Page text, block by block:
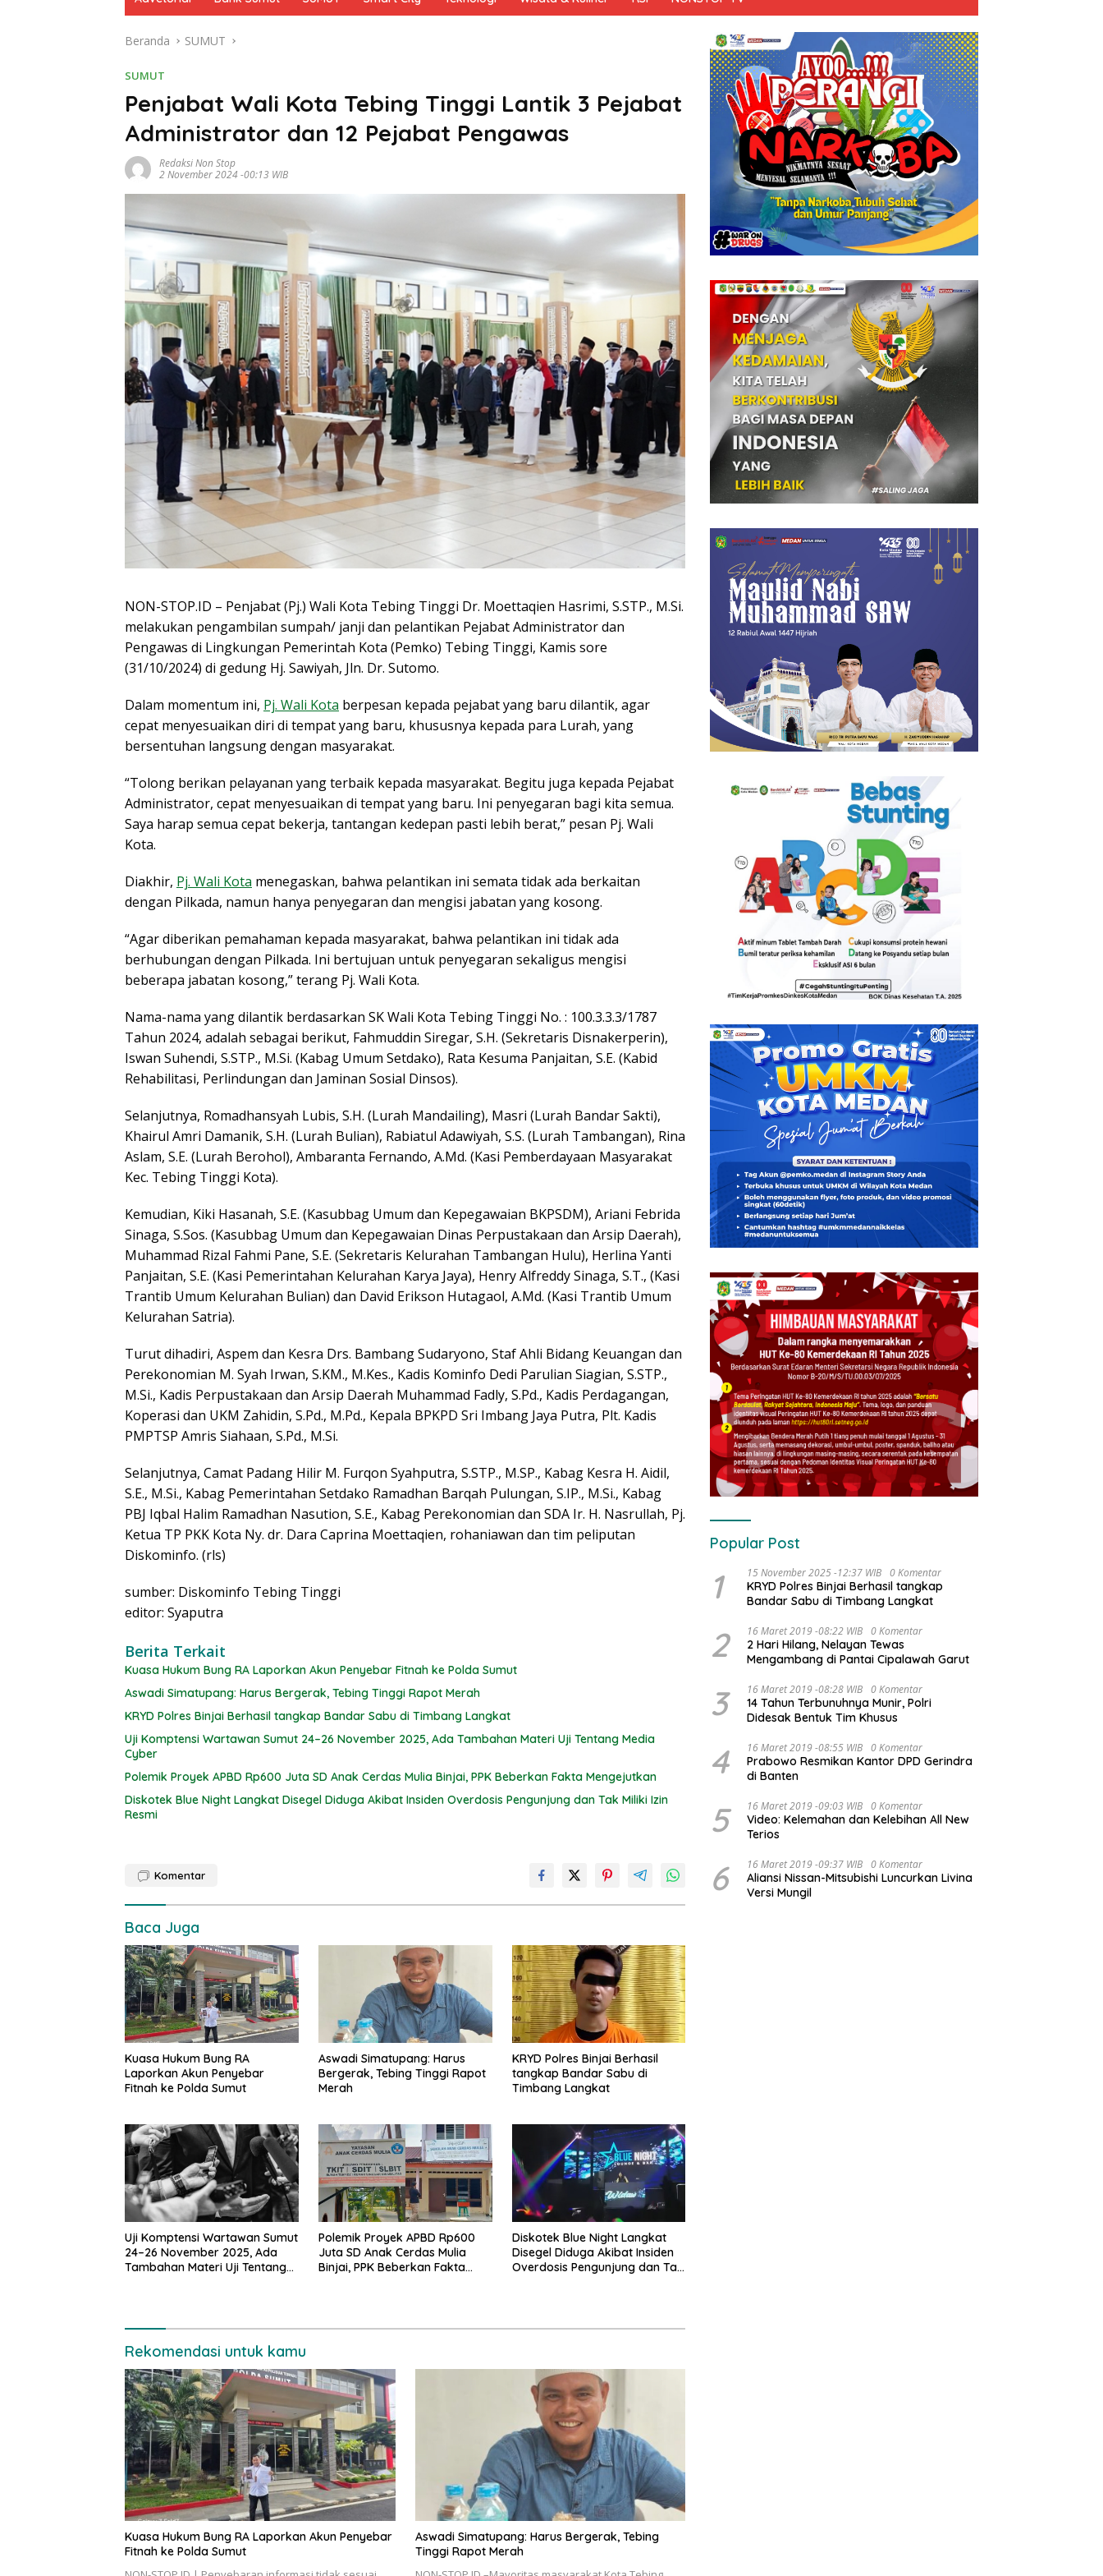
Beranda SUMUT
SUMUT
Penjabat Wali Kota Tebing Tinggi Lantik 3 Pejabat
Administrator dan 12 Pejabat Pengawas
Redaksi Non Stop
2 November 2024 -00:13 WIB
NON-STOP.ID – Penjabat (Pj.) Wali Kota Tebing Tinggi Dr. Moettaqien Hasrimi, S.STP., M.Si.
melakukan pengambilan sumpah/ janji dan pelantikan Pejabat Administrator dan
Pengawas di Lingkungan Pemerintah Kota (Pemko) Tebing Tinggi, Kamis sore
(31/10/2024) di gedung Hj. Sawiyah, Jln. Dr. Sutomo.
Dalam momentum ini, Pj. Wali Kota berpesan kepada pejabat yang baru dilantik, agar
cepat menyesuaikan diri di tempat yang baru, khususnya kepada para Lurah, yang
bersentuhan langsung dengan masyarakat.
“Tolong berikan pelayanan yang terbaik kepada masyarakat. Begitu juga kepada Pejabat
Administrator, cepat menyesuaikan di tempat yang baru. Ini penyegaran bagi kita semua.
Saya harap semua cepat bekerja, tantangan kedepan pasti lebih berat,” pesan Pj. Wali
Kota.
Diakhir, Pj. Wali Kota menegaskan, bahwa pelantikan ini semata tidak ada berkaitan
dengan Pilkada, namun hanya penyegaran dan mengisi jabatan yang kosong.
“Agar diberikan pemahaman kepada masyarakat, bahwa pelantikan ini tidak ada
berhubungan dengan Pilkada. Ini bertujuan untuk penyegaran sekaligus mengisi
beberapa jabatan kosong,” terang Pj. Wali Kota.
Nama-nama yang dilantik berdasarkan SK Wali Kota Tebing Tinggi No. : 100.3.3.3/1787
Tahun 2024, adalah sebagai berikut, Fahmuddin Siregar, S.H. (Sekretaris Disnakerperin),
Iswan Suhendi, S.STP., M.Si. (Kabag Umum Setdako), Rata Kesuma Panjaitan, S.E. (Kabid
Rehabilitasi, Perlindungan dan Jaminan Sosial Dinsos).
Selanjutnya, Romadhansyah Lubis, S.H. (Lurah Mandailing), Masri (Lurah Bandar Sakti),
Khairul Amri Damanik, S.H. (Lurah Bulian), Rabiatul Adawiyah, S.S. (Lurah Tambangan), Rina
Aslam, S.E. (Lurah Berohol), Ambaranta Fernando, A.Md. (Kasi Pemberdayaan Masyarakat
Kec. Tebing Tinggi Kota).
Kemudian, Kiki Hasanah, S.E. (Kasubbag Umum dan Kepegawaian BKPSDM), Ariani Febrida
Sinaga, S.Sos. (Kasubbag Umum dan Kepegawaian Dinas Perpustakaan dan Arsip Daerah),
Muhammad Rizal Fahmi Pane, S.E. (Sekretaris Kelurahan Tambangan Hulu), Herlina Yanti
Panjaitan, S.E. (Kasi Pemerintahan Kelurahan Karya Jaya), Henry Alfreddy Sinaga, S.T., (Kasi
Trantib Umum Kelurahan Bulian) dan David Erikson Hutagaol, A.Md. (Kasi Trantib Umum
Kelurahan Satria).
Turut dihadiri, Aspem dan Kesra Drs. Bambang Sudaryono, Staf Ahli Bidang Keuangan dan
Perekonomian M. Syah Irwan, S.KM., M.Kes., Kadis Kominfo Dedi Parulian Siagian, S.STP.,
M.Si., Kadis Perpustakaan dan Arsip Daerah Muhammad Fadly, S.Pd., Kadis Perdagangan,
Koperasi dan UKM Zahidin, S.Pd., M.Pd., Kepala BPKPD Sri Imbang Jaya Putra, Plt. Kadis
PMPTSP Amris Siahaan, S.Pd., M.Si.
Selanjutnya, Camat Padang Hilir M. Furqon Syahputra, S.STP., M.SP., Kabag Kesra H. Aidil,
S.E., M.Si., Kabag Pemerintahan Setdako Ramadhan Barqah Pulungan, S.IP., M.Si., Kabag
PBJ Iqbal Halim Ramadhan Nasution, S.E., Kabag Perekonomian dan SDA Ir. H. Nasrullah, Pj.
Ketua TP PKK Kota Ny. dr. Dara Caprina Moettaqien, rohaniawan dan tim peliputan
Diskominfo. (rls)
sumber: Diskominfo Tebing Tinggi
editor: Syaputra
Berita Terkait
Kuasa Hukum Bung RA Laporkan Akun Penyebar Fitnah ke Polda Sumut
Aswadi Simatupang: Harus Bergerak, Tebing Tinggi Rapot Merah
KRYD Polres Binjai Berhasil tangkap Bandar Sabu di Timbang Langkat
Uji Komptensi Wartawan Sumut 24–26 November 2025, Ada Tambahan Materi Uji Tentang Media
Cyber
Polemik Proyek APBD Rp600 Juta SD Anak Cerdas Mulia Binjai, PPK Beberkan Fakta Mengejutkan
Diskotek Blue Night Langkat Disegel Diduga Akibat Insiden Overdosis Pengunjung dan Tak Miliki Izin
Resmi
Komentar
Baca Juga
Kuasa Hukum Bung RA
Laporkan Akun Penyebar
Fitnah ke Polda Sumut
Aswadi Simatupang: Harus
Bergerak, Tebing Tinggi Rapot
Merah
KRYD Polres Binjai Berhasil
tangkap Bandar Sabu di
Timbang Langkat
Uji Komptensi Wartawan Sumut
24–26 November 2025, Ada
Tambahan Materi Uji Tentang
Polemik Proyek APBD Rp600
Juta SD Anak Cerdas Mulia
Binjai, PPK Beberkan Fakta
Diskotek Blue Night Langkat
Disegel Diduga Akibat Insiden
Overdosis Pengunjung dan Tak
Rekomendasi untuk kamu
Kuasa Hukum Bung RA Laporkan Akun Penyebar
Fitnah ke Polda Sumut
Aswadi Simatupang: Harus Bergerak, Tebing
Tinggi Rapot Merah
Popular Post
1 15 November 2025 -12:37 WIB 0 Komentar
KRYD Polres Binjai Berhasil tangkap
Bandar Sabu di Timbang Langkat
2 16 Maret 2019 -08:22 WIB 0 Komentar
2 Hari Hilang, Nelayan Tewas
Mengambang di Pantai Cipalawah Garut
3 16 Maret 2019 -08:28 WIB 0 Komentar
14 Tahun Terbunuhnya Munir, Polri
Didesak Bentuk Tim Khusus
4 16 Maret 2019 -08:55 WIB 0 Komentar
Prabowo Resmikan Kantor DPD Gerindra
di Banten
5 16 Maret 2019 -09:03 WIB 0 Komentar
Video: Kelemahan dan Kelebihan All New
Terios
6 16 Maret 2019 -09:37 WIB 0 Komentar
Aliansi Nissan-Mitsubishi Luncurkan Livina
Versi Mungil